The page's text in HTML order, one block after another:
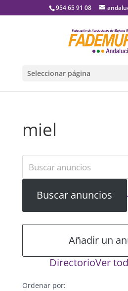
954 65 91 08
Seleccionar página
miel
DirectorioVer
Añadir un
Ordenar por: